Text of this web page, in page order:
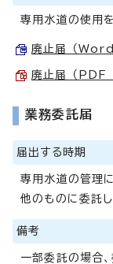
専用水道の使用
廃止届 （
廃止届 （
業務委託届
届出する時期
専用水道の管理
他のものに委託
備考
一部委託の場合